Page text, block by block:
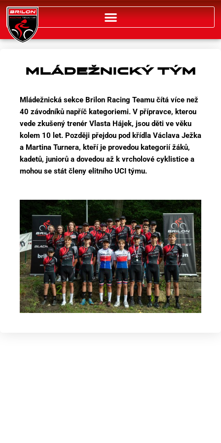
Přeskočit
na
obsah
MLÁDEŽNICKÝ TÝM
Mládežnická sekce Brilon Racing Teamu čítá více než
40 závodníků napříč kategoriemi. V přípravce, kterou
vede zkušený trenér Vlasta Hájek, jsou děti ve věku
kolem 10 let. Později přejdou pod křídla Václava Ježka
a Martina Turnera, kteří je provedou kategorií žáků,
kadetů, juniorů a dovedou až k vrcholové cyklistice a
mohou se stát členy elitního UCI týmu.